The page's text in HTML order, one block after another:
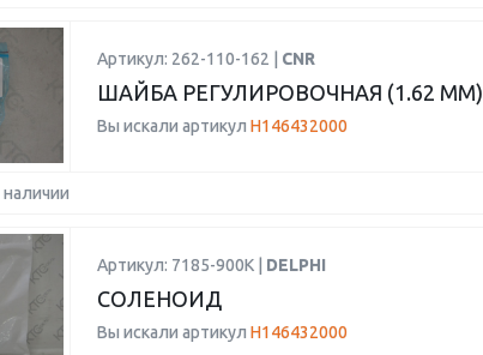
Артикул: 262-110-162 | CNR
ШАЙБА РЕГУЛИРОВОЧНАЯ (1.62 MM)
Вы искали артикул H146432000
наличии
Артикул: 7185-900K | DELPHI
СОЛЕНОИД
Вы искали артикул H146432000